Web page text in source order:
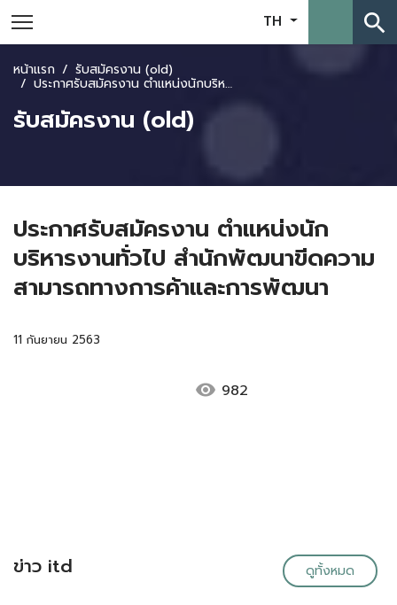
TH search
หน้าแรก รับสมัครงาน (old)
ประกาศรับสมัครงาน ตำแหน่งนักบริหารงานทั่วไป สำนักพัฒนาขีดความสามารถทางการค้าและการพัฒนา
รับสมัครงาน (old)
ประกาศรับสมัครงาน ตำแหน่งนัก
บริหารงานทั่วไป สำนักพัฒนาขีดความ
สามารถทางการค้าและการพัฒนา
11 กันยายน 2563
visibility 982
ข่าว itd ดูทั้งหมด